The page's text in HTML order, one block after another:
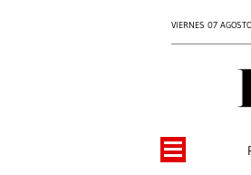
VIERNES 07